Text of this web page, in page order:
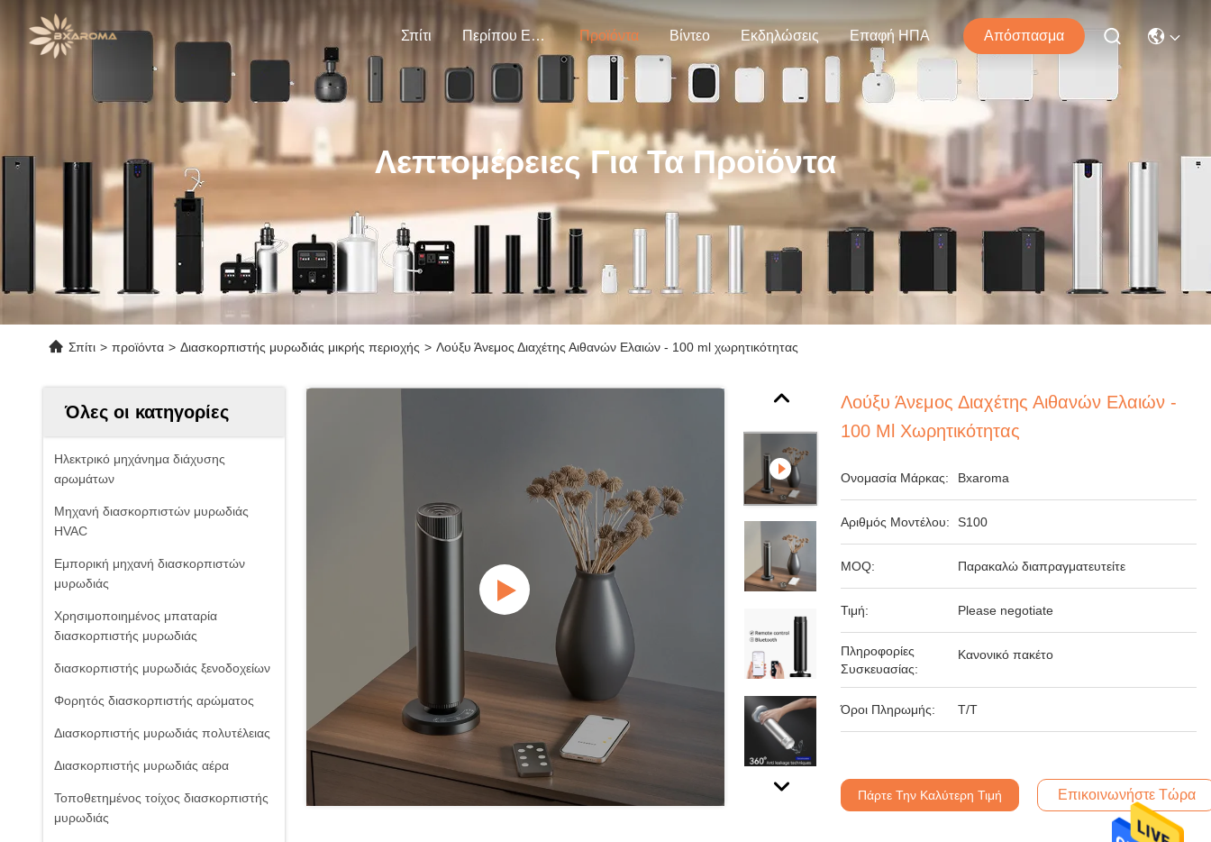
Σπίτι Περίπου Εμείς Προϊόντα Βίντεο Εκδηλώσεις Επαφή ΗΠΑ Απόσπασμα
Λεπτομέρειες Για Τα Προϊόντα
Σπίτι > προϊόντα > Διασκορπιστής μυρωδιάς μικρής περιοχής > Λούξυ Άνεμος Διαχέτης Αιθανών Ελαιών - 100 ml χωρητικότητας
Όλες οι κατηγορίες
Ηλεκτρικό μηχάνημα διάχυσης
αρωμάτων
Μηχανή διασκορπιστών μυρωδιάς
HVAC
Εμπορική μηχανή διασκορπιστών
μυρωδιάς
Χρησιμοποιημένος μπαταρία
διασκορπιστής μυρωδιάς
διασκορπιστής μυρωδιάς ξενοδοχείων
Φορητός διασκορπιστής αρώματος
Διασκορπιστής μυρωδιάς πολυτέλειας
Διασκορπιστής μυρωδιάς αέρα
Τοποθετημένος τοίχος διασκορπιστής
μυρωδιάς
Λούξυ Άνεμος Διαχέτης Αιθανών Ελαιών -
100 Ml Χωρητικότητας
Ονομασία Μάρκας: Bxaroma
Αριθμός Μοντέλου: S100
MOQ: Παρακαλώ διαπραγματευτείτε
Τιμή: Please negotiate
Πληροφορίες
Συσκευασίας:
Κανονικό πακέτο
Όροι Πληρωμής: Τ/Τ
Πάρτε Την Καλύτερη Τιμή Επικοινωνήστε Τώρα